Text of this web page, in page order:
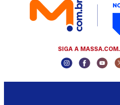
SIGA A
Instagram